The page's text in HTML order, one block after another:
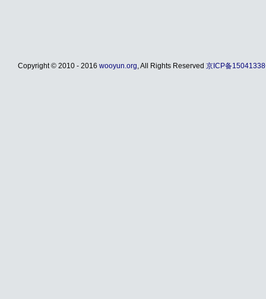
Copyright © 2010 - 2016 wooyun.org, All Rights Reserved 京ICP备